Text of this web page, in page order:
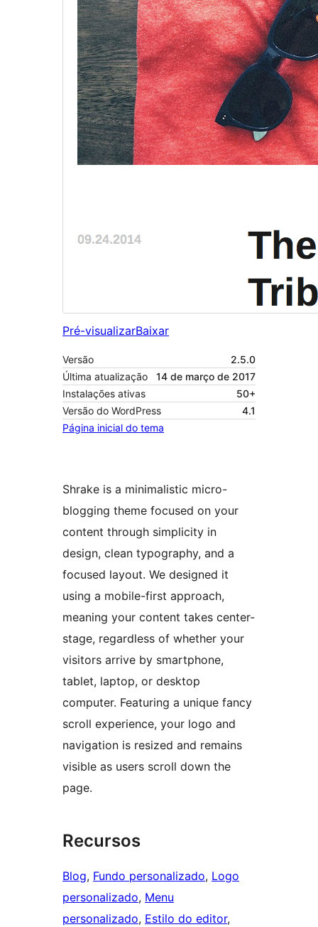
Pré-visualizarBaixar
Versão
2.5.0
Última atualização
14 de março de 2017
Instalações ativas
50+
Versão do WordPress
4.1
Página inicial do tema
Shrake is a minimalistic micro-
blogging theme focused on your
content through simplicity in
design, clean typography, and a
focused layout. We designed it
using a mobile-first approach,
meaning your content takes center-
stage, regardless of whether your
visitors arrive by smartphone,
tablet, laptop, or desktop
computer. Featuring a unique fancy
scroll experience, your logo and
navigation is resized and remains
visible as users scroll down the
page.
Recursos
Blog, Fundo personalizado, Logo
personalizado, Menu
personalizado, Estilo do editor